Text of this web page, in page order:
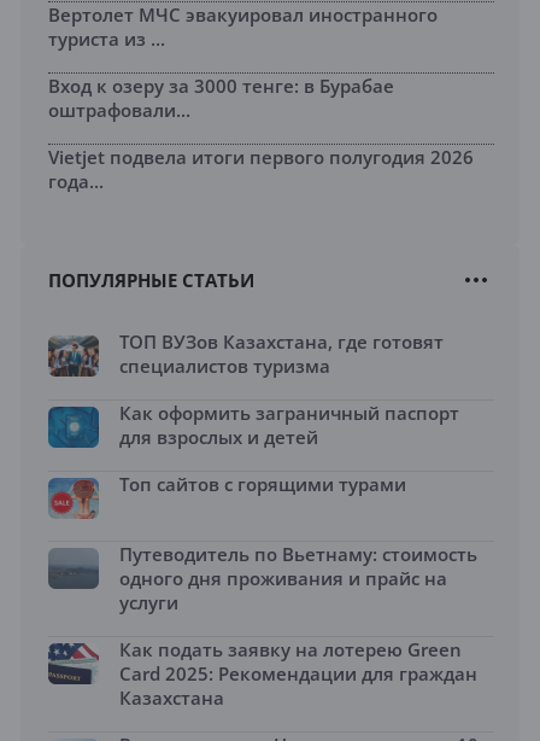
Вертолет МЧС эвакуировал иностранного
туриста из ...
Вход к озеру за 3000 тенге: в Бурабае
оштрафовали...
Vietjet подвела итоги первого полугодия 2026
года...
ПОПУЛЯРНЫЕ СТАТЬИ
ТОП ВУЗов Казахстана, где готовят
специалистов туризма
Как оформить заграничный паспорт
для взрослых и детей
Топ сайтов с горящими турами
Путеводитель по Вьетнаму: стоимость
одного дня проживания и прайс на
услуги
Как подать заявку на лотерею Green
Card 2025: Рекомендации для граждан
Казахстана